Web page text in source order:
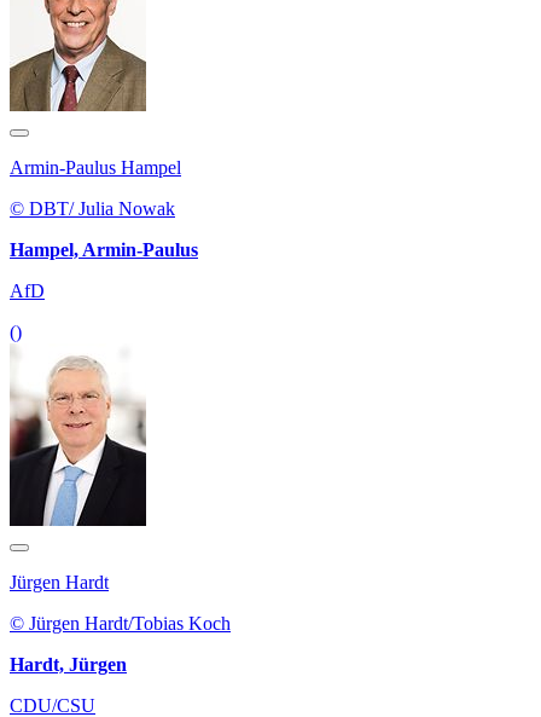
Armin-Paulus Hampel
© DBT/ Julia Nowak
Hampel, Armin-Paulus
AfD
()
Jürgen Hardt
© Jürgen Hardt/Tobias Koch
Hardt, Jürgen
CDU/CSU